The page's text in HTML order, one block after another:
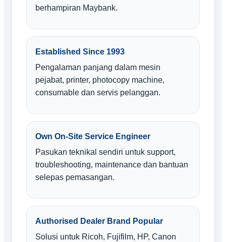
berhampiran Maybank.
Established Since 1993
Pengalaman panjang dalam mesin
pejabat, printer, photocopy machine,
consumable dan servis pelanggan.
Own On-Site Service Engineer
Pasukan teknikal sendiri untuk support,
troubleshooting, maintenance dan bantuan
selepas pemasangan.
Authorised Dealer Brand Popular
Solusi untuk Ricoh, Fujifilm, HP, Canon